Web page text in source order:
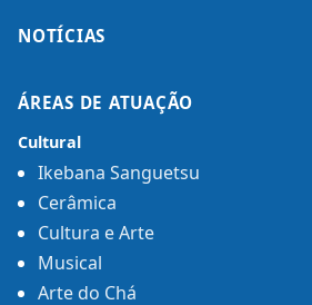
NOTÍCIAS
ÁREAS DE ATUAÇÃO
Cultural
Ikebana Sanguetsu
Cerâmica
Cultura e Arte
Musical
Arte do Chá